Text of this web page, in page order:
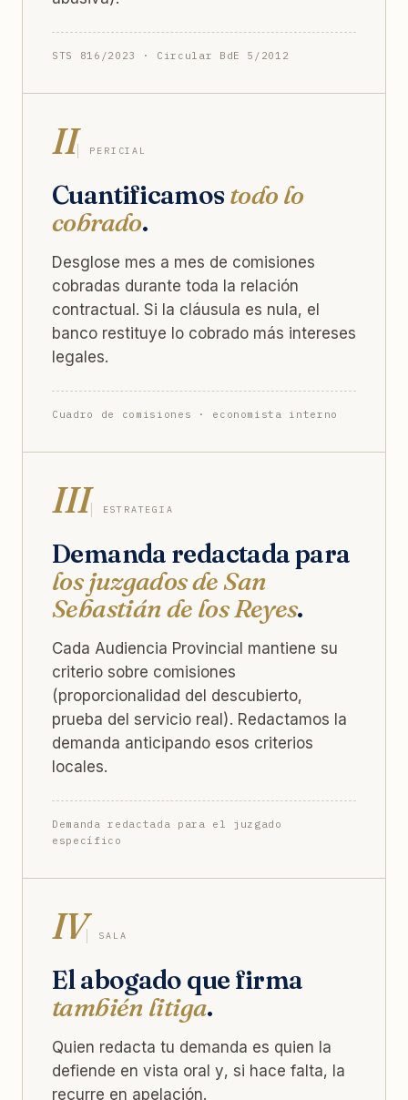
STS 816/2023 · Circular BdE 5/2012
II PERICIAL
Cuantificamostodo lo
cobrado.
Desglose mes a mes de comisiones
cobradas durante toda la relación
contractual. Si la cláusula es nula, el
banco restituye lo cobrado más intereses
legales.
Cuadro de comisiones · economista interno
III ESTRATEGIA
Demanda redactada para
los juzgados de San
Sebastián de los Reyes.
Cada Audiencia Provincial mantiene su
criterio sobre comisiones
(proporcionalidad del descubierto,
prueba del servicio real). Redactamos la
demanda anticipando esos criterios
locales.
Demanda redactada para el juzgado
específico
IV SALA
El abogado que firma
también litiga.
Quien redacta tu demanda es quien la
defiende en vista oral y, si hace falta, la
recurre en apelación.